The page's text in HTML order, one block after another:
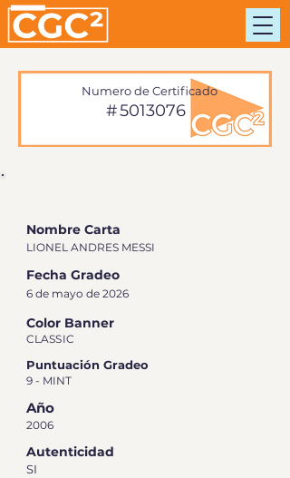
5013076
Numero de Certificado
#
Nombre Carta
LIONEL ANDRES MESSI
Fecha Gradeo
6 de mayo de 2026
Color Banner
CLASSIC
Puntuación Gradeo
9 - MINT
Año
2006
Autenticidad
SI